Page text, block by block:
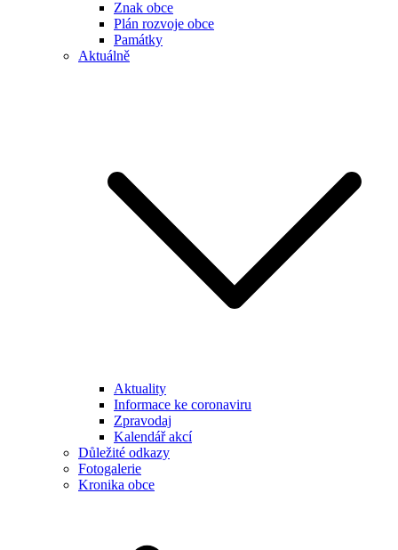
Znak obce
Plán rozvoje obce
Památky
Aktuálně
Aktuality
Informace ke coronaviru
Zpravodaj
Kalendář akcí
Důležité odkazy
Fotogalerie
Kronika obce